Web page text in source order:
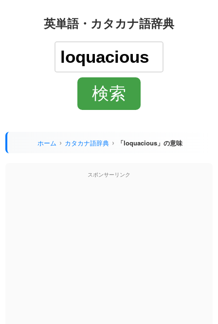
英単語・カタカナ語辞典
ホーム カタカナ語辞典 「loquacious」の意味
スポンサーリンク